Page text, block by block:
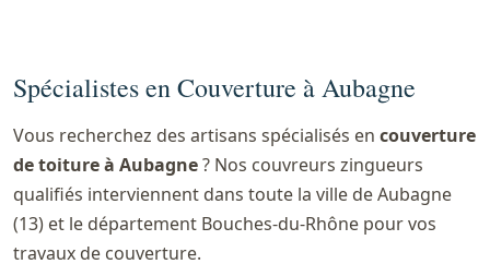
Spécialistes en Couverture à Aubagne
Vous recherchez des artisans spécialisés en couverture
de toiture à Aubagne? Nos couvreurs zingueurs
qualifiés interviennent dans toute la ville de Aubagne
(13) et le département Bouches-du-Rhône pour vos
travaux de couverture.